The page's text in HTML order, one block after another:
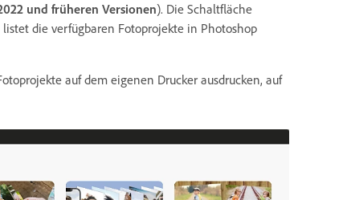
und früheren Versionen). Die Schaltfläche
die verfügbaren Fotoprojekte in Photoshop
auf dem eigenen Drucker ausdrucken, auf